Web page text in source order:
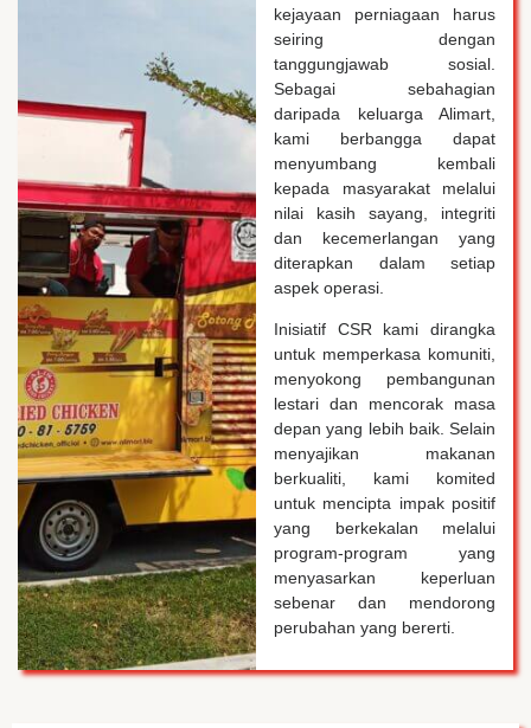
kejayaan perniagaan harus
seiring dengan
tanggungjawab sosial.
Sebagai sebahagian
daripada keluarga Alimart,
kami berbangga dapat
menyumbang kembali
kepada masyarakat melalui
nilai kasih sayang, integriti
dan kecemerlangan yang
diterapkan dalam setiap
aspek operasi.
Inisiatif CSR kami dirangka
untuk memperkasa komuniti,
menyokong pembangunan
lestari dan mencorak masa
depan yang lebih baik. Selain
menyajikan makanan
berkualiti, kami komited
untuk mencipta impak positif
yang berkekalan melalui
program-program yang
menyasarkan keperluan
sebenar dan mendorong
perubahan yang bererti.